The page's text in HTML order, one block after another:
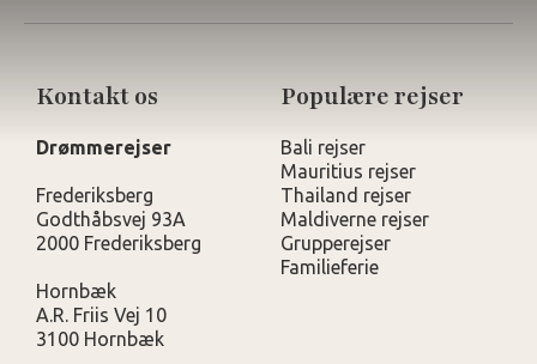
Kontakt os
Drømmerejser
Frederiksberg
Godthåbsvej 93A
2000 Frederiksberg
Hornbæk
A.R. Friis Vej 10
3100 Hornbæk
Populære rejser
Bali rejser
Mauritius rejser
Thailand rejser
Maldiverne rejser
Grupperejser
Familieferie